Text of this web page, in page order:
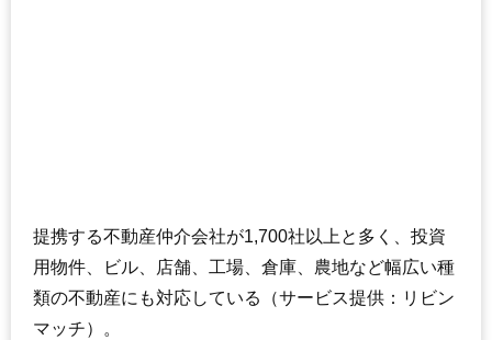
提携する不動産仲介会社が1,700社以上と多く、投資
用物件、ビル、店舗、工場、倉庫、農地など幅広い種
類の不動産にも対応している（サービス提供：リビン
マッチ）。